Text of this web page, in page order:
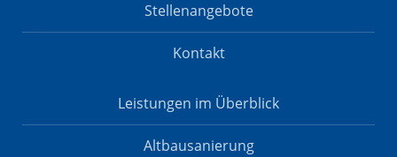
Stellenangebote
Kontakt
Leistungen im Überblick
Altbausanierung